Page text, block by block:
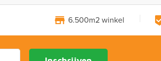
6.500m2 winkel